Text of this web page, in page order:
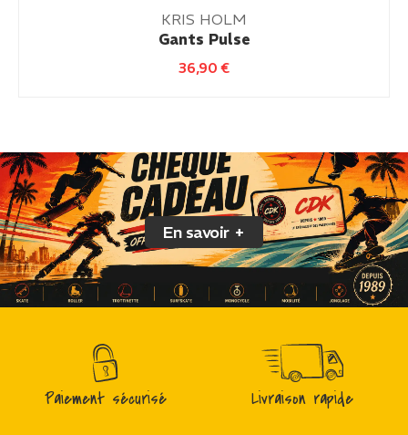
KRIS HOLM
Gants Pulse
36,90€
En savoir +
Paiement sécurisé Livraison rapide